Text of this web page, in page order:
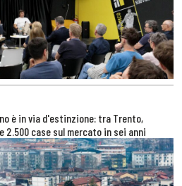
è in via d'estinzione: tra Trento,
2.500 case sul mercato in sei anni